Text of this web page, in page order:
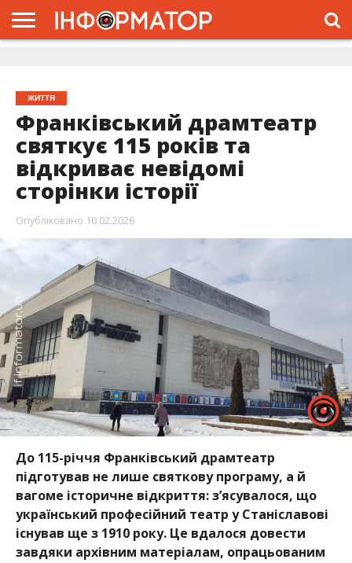
ЖИТТЯ
Франківський драмтеатр
святкує 115 років та
відкриває невідомі
сторінки історії
Опубліковано 10.02.2026
До 115-річчя Франківський драмтеатр
підготував не лише святкову програму, а й
вагоме історичне відкриття: з’ясувалося, що
український професійний театр у Станіславові
існував ще з 1910 року. Це вдалося довести
завдяки архівним матеріалам, опрацьованим